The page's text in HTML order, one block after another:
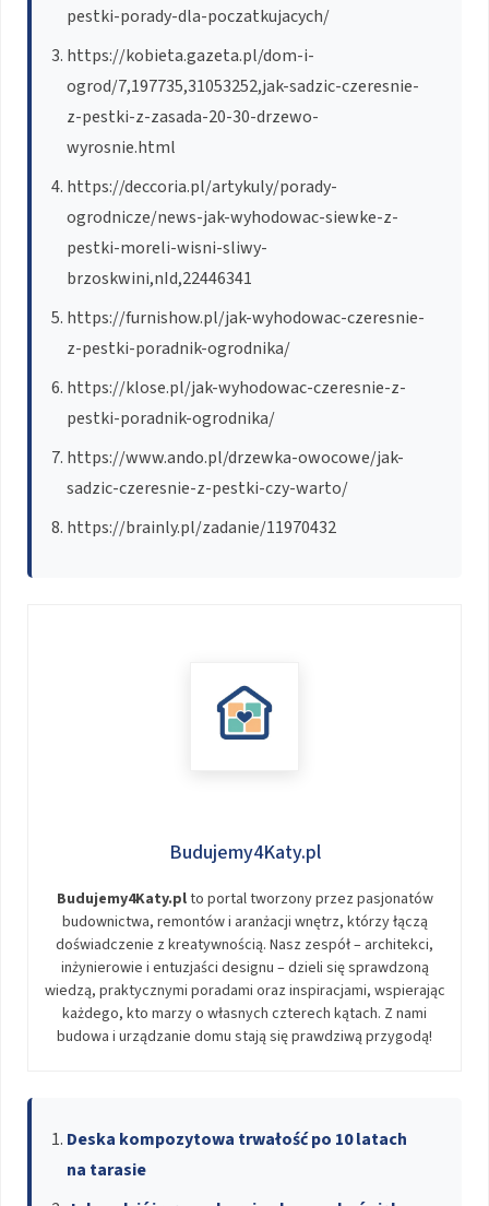
pestki-porady-dla-poczatkujacych/
https://kobieta.gazeta.pl/dom-i-
ogrod/7,197735,31053252,jak-sadzic-czeresnie-
z-pestki-z-zasada-20-30-drzewo-
wyrosnie.html
https://deccoria.pl/artykuly/porady-
ogrodnicze/news-jak-wyhodowac-siewke-z-
pestki-moreli-wisni-sliwy-
brzoskwini,nId,22446341
https://furnishow.pl/jak-wyhodowac-czeresnie-
z-pestki-poradnik-ogrodnika/
https://klose.pl/jak-wyhodowac-czeresnie-z-
pestki-poradnik-ogrodnika/
https://www.ando.pl/drzewka-owocowe/jak-
sadzic-czeresnie-z-pestki-czy-warto/
https://brainly.pl/zadanie/11970432
Budujemy4Katy.pl
Budujemy4Katy.plto portal tworzony przez pasjonatów
budownictwa, remontów i aranżacji wnętrz, którzy łączą
doświadczenie z kreatywnością. Nasz zespół – architekci,
inżynierowie i entuzjaści designu – dzieli się sprawdzoną
wiedzą, praktycznymi poradami oraz inspiracjami, wspierając
każdego, kto marzy o własnych czterech kątach. Z nami
budowa i urządzanie domu stają się prawdziwą przygodą!
Deska kompozytowa trwałość po 10 latach
na tarasie